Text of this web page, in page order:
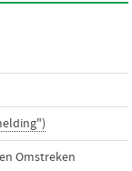
Omstreken